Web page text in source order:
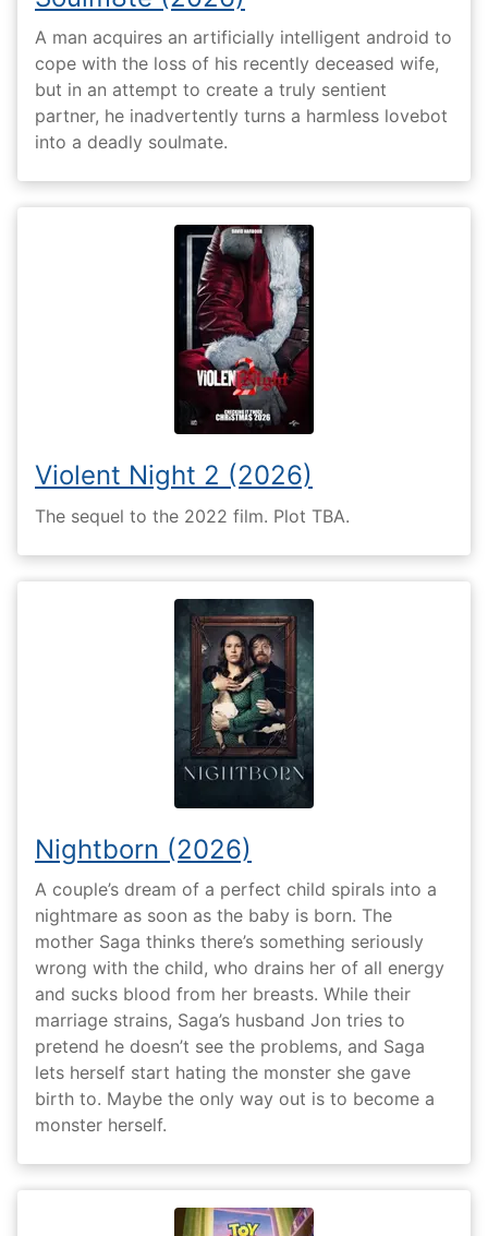
A man acquires an artificially intelligent android to
cope with the loss of his recently deceased wife,
but in an attempt to create a truly sentient
partner, he inadvertently turns a harmless lovebot
into a deadly soulmate.
Violent Night 2 (2026)
The sequel to the 2022 film. Plot TBA.
Nightborn (2026)
A couple’s dream of a perfect child spirals into a
nightmare as soon as the baby is born. The
mother Saga thinks there’s something seriously
wrong with the child, who drains her of all energy
and sucks blood from her breasts. While their
marriage strains, Saga’s husband Jon tries to
pretend he doesn’t see the problems, and Saga
lets herself start hating the monster she gave
birth to. Maybe the only way out is to become a
monster herself.